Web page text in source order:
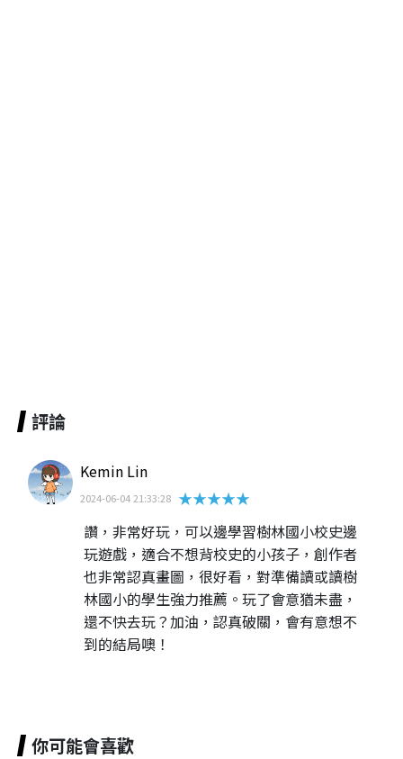
評論
Kemin Lin
2024-06-04 21:33:28 ★★★★★
讚，非常好玩，可以邊學習樹林國小校史邊
玩遊戲，適合不想背校史的小孩子，創作者
也非常認真畫圖，很好看，對準備讀或讀樹
林國小的學生強力推薦。玩了會意猶未盡，
還不快去玩？加油，認真破關，會有意想不
到的結局噢！
你可能會喜歡